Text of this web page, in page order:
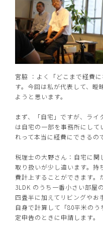
宮脇 ：よく「どこまで経費
す。今回は私が代表して、曖
ようと思います。
まず、「自宅」ですが、ライ
は自宅の一部を事務所にして
れって本当に経費にできるの
税理士の大野さん：自宅に関
取り扱いが少し違います。
費計上することができます。
3LDK のうち一番小さい部屋
四畳半に加えてリビングや
自身で計算して「80平米の
定申告のときに申請します。